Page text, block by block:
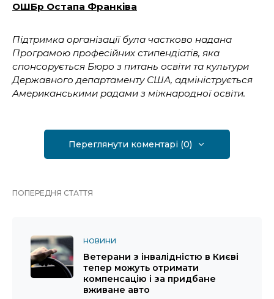
ОШБр Остапа Франківа
Підтримка організації була частково надана
Програмою професійних стипендіатів, яка
спонсорується Бюро з питань освіти та культури
Державного департаменту США, адмініструється
Американськими радами з міжнародної освіти.
Переглянути коментарі (0)
ПОПЕРЕДНЯ СТАТТЯ
НОВИНИ
Ветерани з інвалідністю в Києві
тепер можуть отримати
компенсацію і за придбане
вживане авто